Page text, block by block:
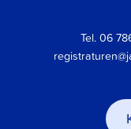
Tel. 06